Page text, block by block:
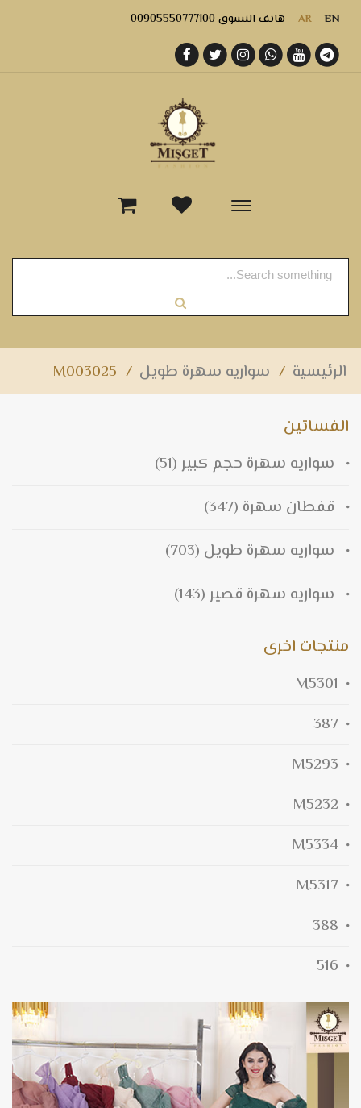
AR EN هاتف التسوق 00905550777100
-
الرئيسية / سواريه سهرة طويل /
M003025
الفساتين
سواريه سهرة حجم كبير (51)
قفطان سهرة (347)
سواريه سهرة طويل (703)
سواريه سهرة قصير (143)
منتجات اخرى
M5301
387
M5293
M5232
M5334
M5317
388
516